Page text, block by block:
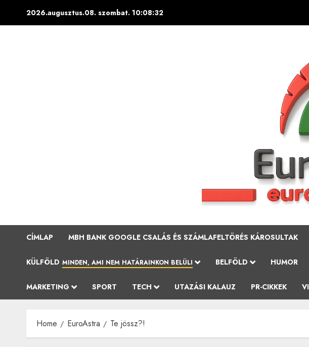
2026.augusztus.08. szombat. 10:08:33
CÍMLAP MBH BANK GOOGLE CSALÁS ÉS SZÁMLAFELTÖRÉS KÁROSULTAK
KÜLFÖLD MINDEN, AMI NEM HATÁRAINKON BELÜLI BELFÖLD HUMOR
MARKETING SPORT TECH UTAZÁSI KALAUZ PR-CIKKEK
Home EuroAstra Te jössz?!